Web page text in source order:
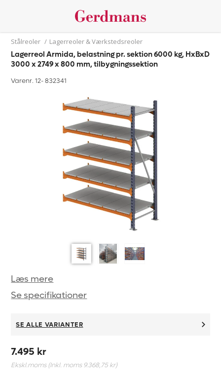
Stålreoler / Lagerreoler & Værkstedsreoler
Lagerreol Armida, belastning pr. sektion 6000 kg, HxBxD
3000 x 2749 x 800 mm, tilbygningssektion
Varenr. 12-832341
Læs mere
Se specifikationer
SE ALLE VARIANTER
7.495 kr
Ekskl.moms (Inkl. moms9.368,75 kr)